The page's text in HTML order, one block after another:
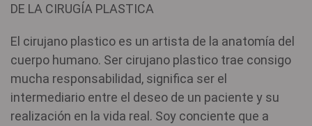
DE LA CIRUGÍA PLASTICA
El cirujano plastico es un artista de la anatomía del
cuerpo humano. Ser cirujano plastico trae consigo
mucha responsabilidad, significa ser el
intermediario entre el deseo de un paciente y su
realización en la vida real. Soy conciente que a